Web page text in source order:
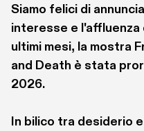
portato alla luce molte
come, ad esempio, il
estetica coinvolga
quelle coinvolte nella
nell’attenzione, nella
di comprendere
Siamo felici di
interesse e
ultimi mesi, la mostra
and Death è stata
2026.
In bilico tra desiderio